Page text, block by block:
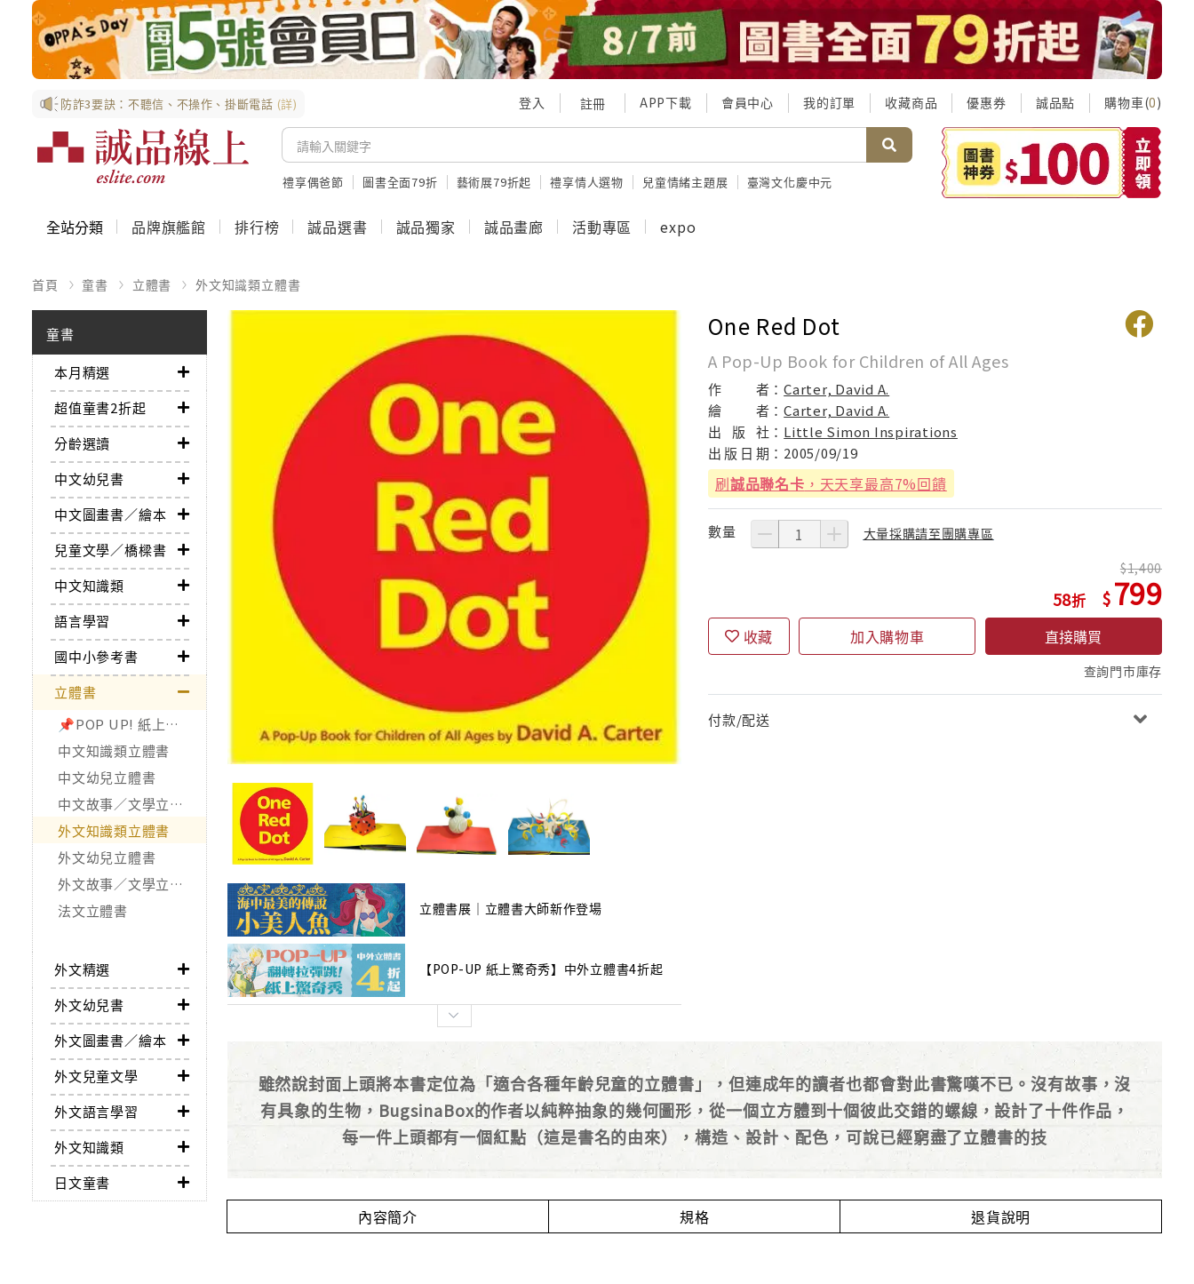
防詐3要訣：不聽信、不操作、掛斷電話 (詳) 登入 註冊 APP下載 會員中心 我的訂單 收藏商品 優惠券 誠品點 購物車(0)
禮享偶爸節 圖書全面79折 藝術展79折起 禮享情人選物 兒童情緒主題展 臺灣文化慶中元
全站分類 品牌旗艦館 排行榜 誠品選書 誠品獨家 誠品畫廊 活動專區 expo
首頁 童書 立體書 外文知識類立體書
童書
本月精選
超值童書2折起
分齡選讀
中文幼兒書
中文圖畫書／繪本
兒童文學／橋樑書
中文知識類
語言學習
國中小參考書
立體書
📌POP UP! 紙上驚奇秀
中文知識類立體書
中文幼兒立體書
中文故事／文學立體書
外文知識類立體書
外文幼兒立體書
外文故事／文學立體書
法文立體書
外文精選
外文幼兒書
外文圖畫書／繪本
外文兒童文學
外文語言學習
外文知識類
日文童書
立體書展｜立體書大師新作登場
【POP-UP 紙上驚奇秀】中外立體書4折起
One Red Dot
A Pop-Up Book for Children of All Ages
作 者：Carter, David A.
繪
者：Carter, David A.
出
版 社： Little Simon Inspirations
出 版 日 期： 2005/09/19
刷誠品聯名卡 ，天天享最高7%回饋
數量 大量採購請至團購專區
58
1,400
799
收藏 加入購物車 直接購買
查詢門市庫存
付款/配送
雖然說封面上頭將本書定位為「適合各種年齡兒童的立體書」，但連成年的讀者也都會對此書驚嘆不已。沒有故事，沒
有具象的生物，BugsinaBox的作者以純粹抽象的幾何圖形，從一個立方體到十個彼此交錯的螺線，設計了十件作品，
每一件上頭都有一個紅點（這是書名的由來），構造、設計、配色，可說已經窮盡了立體書的技
內容簡介 規格 退貨說明